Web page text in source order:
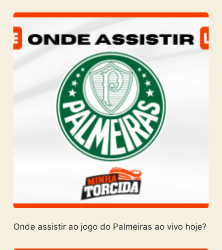
Onde assistir ao jogo do Palmeiras ao vivo hoje?